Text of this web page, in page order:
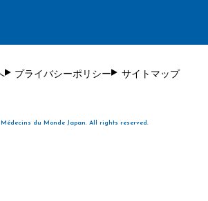
プライバシーポリシー サイトマップ
Médecins du Monde Japan. All rights reserved.